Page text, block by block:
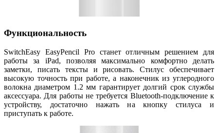
Функциональность
SwitchEasy EasyPencil Pro станет отличным решением для
работы за iPad, позволяя максимально комфортно делать
заметки, писать тексты и рисовать. Стилус обеспечивает
высокую точность при работе, а наконечник из углеродного
волокна диаметром 1.2 мм гарантирует долгий срок службы
аксессуара. Для работы не требуется Bluetooth-подключение к
устройству, достаточно нажать на кнопку стилуса и
приступать к работе.